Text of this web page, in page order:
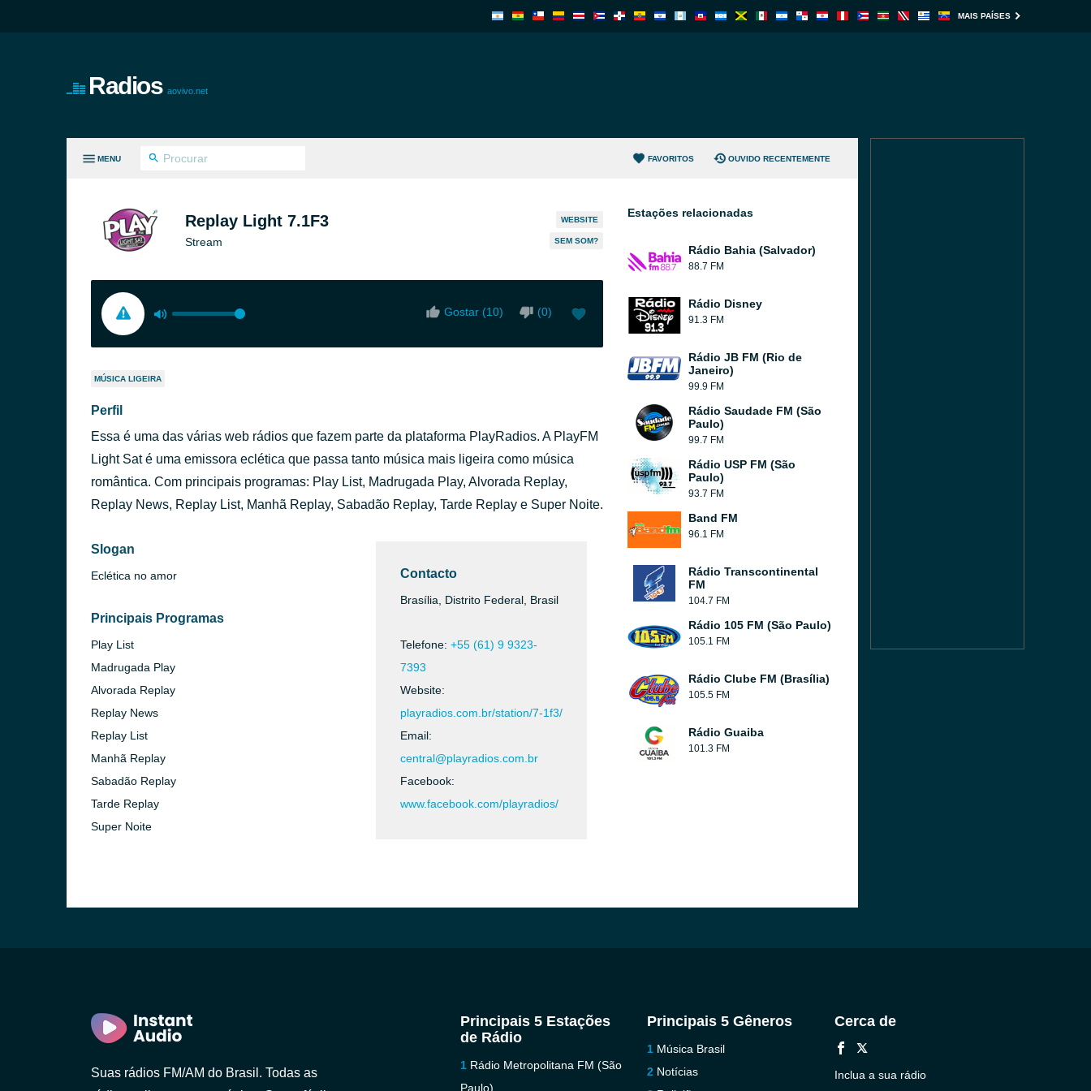
MAIS PAÍSES
Radios aovivo.net
MENU FAVORITOS OUVIDO RECENTEMENTE
Replay Light 7.1F3
Stream
WEBSITE
SEM SOM?
Gostar (10) (0)
MÚSICA LIGEIRA
Perfil
Essa é uma das várias web rádios que fazem parte da plataforma PlayRadios. A PlayFM
Light Sat é uma emissora eclética que passa tanto música mais ligeira como música
romântica. Com principais programas: Play List, Madrugada Play, Alvorada Replay,
Replay News, Replay List, Manhã Replay, Sabadão Replay, Tarde Replay e Super Noite.
Slogan
Eclética no amor
Principais Programas
Play List
Madrugada Play
Alvorada Replay
Replay News
Replay List
Manhã Replay
Sabadão Replay
Tarde Replay
Super Noite
Contacto
Brasília, Distrito Federal, Brasil
Telefone: +55 (61) 9 9323-
7393
Website:
playradios.com.br/station/7-1f3/
Email:
central@playradios.com.br
Facebook:
www.facebook.com/playradios/
Estações relacionadas
Rádio Bahia (Salvador)
88.7 FM
Rádio Disney
91.3 FM
Rádio JB FM (Rio de
Janeiro)
99.9 FM
Rádio Saudade FM (São
Paulo)
99.7 FM
Rádio USP FM (São
Paulo)
93.7 FM
Band FM
96.1 FM
Rádio Transcontinental
FM
104.7 FM
Rádio 105 FM (São Paulo)
105.1 FM
Rádio Clube FM (Brasília)
105.5 FM
Rádio Guaiba
101.3 FM
Suas rádios FM/AM do Brasil. Todas as
Principais 5 Estações
de Rádio
Rádio Metropolitana FM (São
Paulo)
Principais 5 Gêneros
Música Brasil
Notícias
Cerca de
Inclua a sua rádio